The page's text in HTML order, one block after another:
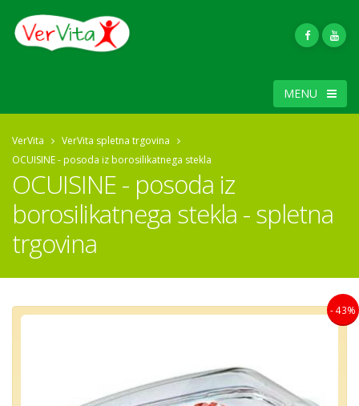
MENU
VerVita
VerVita spletna trgovina
OCUISINE - posoda iz borosilikatnega stekla
OCUISINE - posoda iz
borosilikatnega stekla - spletna
trgovina
- 43%